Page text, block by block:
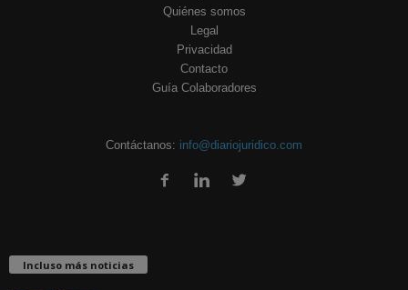
Quiénes somos
Legal
Privacidad
Contacto
Guía Colaboradores
Contáctanos: info@diariojuridico.com
Incluso más noticias